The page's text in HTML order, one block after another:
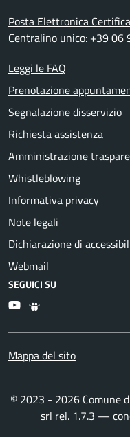
Posta Elettronica
Centralino unico: +39 06
Leggi le FAQ
Prenotazione
Segnalazione disservizio
Richiesta assistenza
Amministrazione
Whistleblowing
Informativa privacy
Note legali
Dichiarazione di
Webmail
SEGUICI SU
YoutubeSlideshare
Mappa del sito
© 2023 - 2026 Comune
srl rel. 1.7.3 —